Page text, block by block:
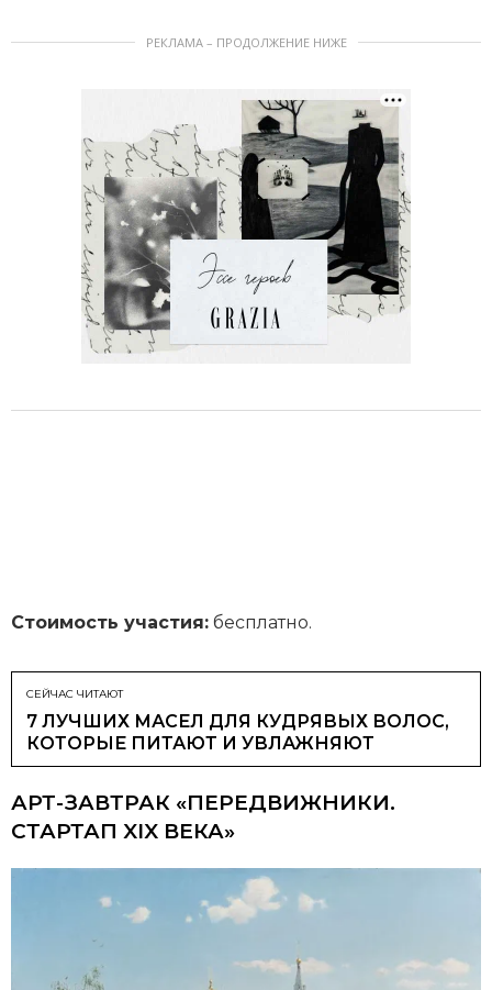
РЕКЛАМА – ПРОДОЛЖЕНИЕ НИЖЕ
Стоимость участия: бесплатно.
СЕЙЧАС ЧИТАЮТ
7 ЛУЧШИХ МАСЕЛ ДЛЯ КУДРЯВЫХ ВОЛОС,
КОТОРЫЕ ПИТАЮТ И УВЛАЖНЯЮТ
АРТ-ЗАВТРАК «ПЕРЕДВИЖНИКИ.
СТАРТАП XIX ВЕКА»